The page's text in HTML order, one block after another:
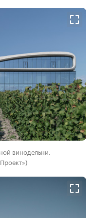
винодельни.